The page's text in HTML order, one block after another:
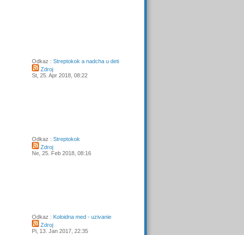
Odkaz :Streptokok a nadcha u deti
Zdroj
St, 25. Apr 2018, 08:22
Odkaz :Streptokok
Zdroj
Ne, 25. Feb 2018, 08:16
Odkaz : Koloidna med - uzivanie
Zdroj
Pi, 13. Jan 2017, 22:35